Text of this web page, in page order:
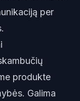
per
produkte
Galima